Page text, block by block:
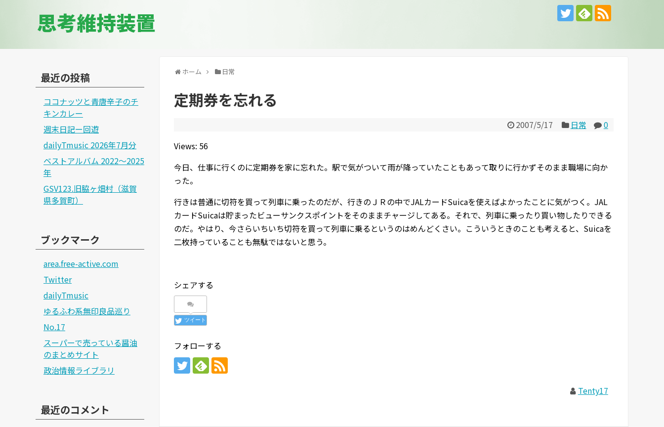
思考維持装置
ホーム 日常
定期券を忘れる
2007/5/17 日常
0
Views: 56
今日、仕事に行くのに定期券を家に忘れた。駅で気がついて雨が降っていたこともあって取りに行かずそのまま職場に向か
った。
行きは普通に切符を買って列車に乗ったのだが、行きのＪＲの中でJALカードSuicaを使えばよかったことに気がつく。JAL
カードSuicaは貯まったビューサンクスポイントをそのままチャージしてある。それで、列車に乗ったり買い物したりできる
のだ。やはり、今さらいちいち切符を買って列車に乗るというのはめんどくさい。こういうときのことも考えると、Suicaを
二枚持っていることも無駄ではないと思う。
シェアする
ツイート
フォローする
Tenty17
最近の投稿
ココナッツと青唐辛子のチ
キンカレー
週末日記ー回遊
dailyTmusic 2026年7月分
ベストアルバム 2022～2025
年
GSV123.旧脇ヶ畑村（滋賀
県多賀町）
ブックマーク
area.free-active.com
Twitter
dailyTmusic
ゆるふわ系無印良品巡り
No.17
スーパーで売っている醤油
のまとめサイト
政治情報ライブラリ
最近のコメント